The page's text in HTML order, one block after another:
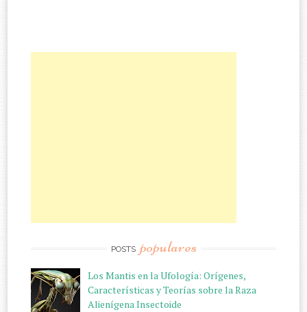
POSTS populares
Los Mantis en la Ufología: Orígenes,
Características y Teorías sobre la Raza
Alienígena Insectoide